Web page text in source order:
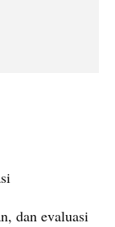
dan evaluasi